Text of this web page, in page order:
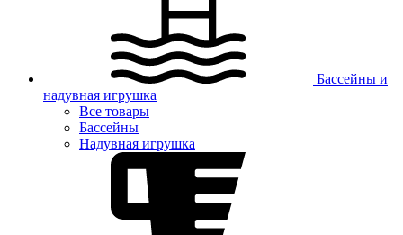
Бассейны и
надувная игрушка
Все товары
Бассейны
Надувная игрушка